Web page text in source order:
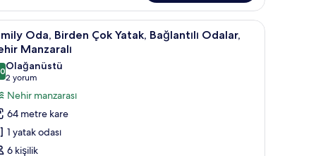
Minibar, odada kasa, masa, dizüstü bilgisayar
11
Oda, Birden Çok Yatak, Bağlantılı Odalar,
Manzaralı
/ 10
Olağanüstü
2 yorum
(2
yorum)
Nehir manzarası
64 metre kare
1 yatak odası
6 kişilik